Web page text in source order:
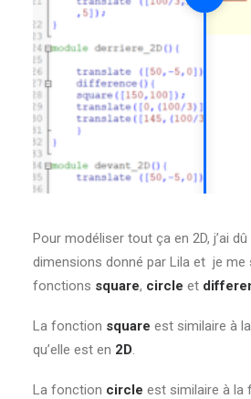
Pour modéliser tout ça en 2D, j’ai
dimensions donné par Lila et je me
fonctions square, circle et
La fonction square est similaire à
qu’elle est en 2D.
La fonction circle est similaire à la